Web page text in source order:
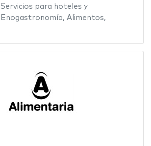
Servicios para hoteles y
Enogastronomía, Alimentos,